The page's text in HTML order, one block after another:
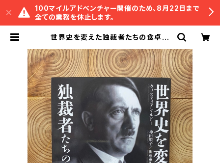
100マイルアドベンチャー開催のため、8月22日まで
全ての業務を休止します。
世界史を変えた独裁者たちの食卓